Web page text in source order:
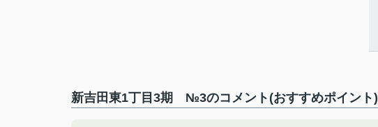
新吉田東1丁目3期 №3のコメント(おすすめポイント)